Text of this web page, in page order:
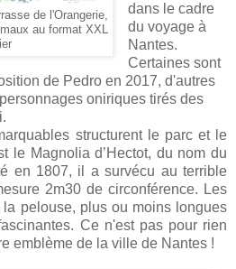
de l'Orangerie,
au format XXL
dans le cadre
du voyage à
Nantes.
Certaines sont
de Pedro en 2017, d'autres
personnages oniriques tirés des
structurent le parc et le
le Magnolia d’Hectot, du nom du
en 1807, il a survécu au terrible
2m30 de circonférence. Les
pelouse, plus ou moins longues
Ce n'est pas pour rien
emblème de la ville de Nantes !